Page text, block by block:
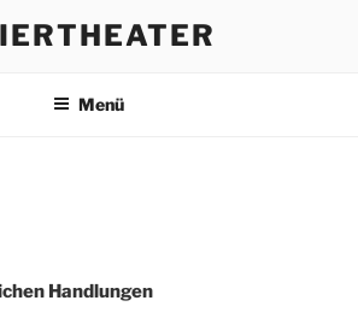
Menü
Handlungen